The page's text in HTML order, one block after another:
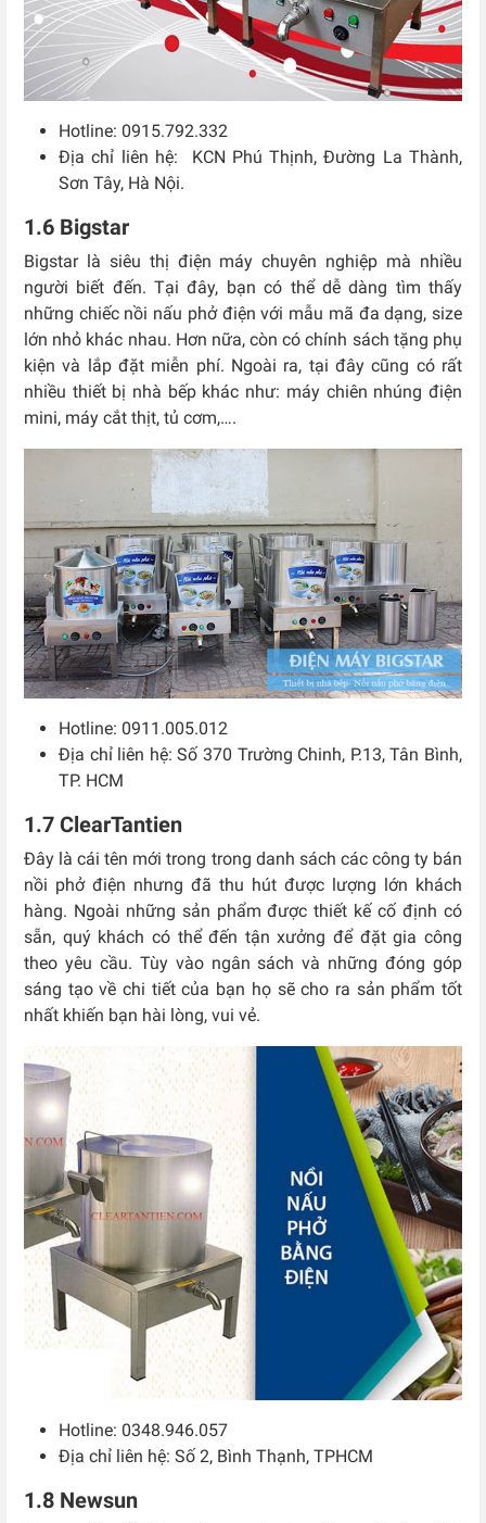
Hotline: 0915.792.332
Địa chỉ liên hệ: KCN Phú Thịnh, Đường La Thành,
Sơn Tây, Hà Nội.
1.6 Bigstar
Bigstar là siêu thị điện máy chuyên nghiệp mà nhiều
người biết đến. Tại đây, bạn có thể dễ dàng tìm thấy
những chiếc nồi nấu phở điện với mẫu mã đa dạng, size
lớn nhỏ khác nhau. Hơn nữa, còn có chính sách tặng phụ
kiện và lắp đặt miễn phí. Ngoài ra, tại đây cũng có rất
nhiều thiết bị nhà bếp khác như: máy chiên nhúng điện
mini, máy cắt thịt, tủ cơm,….
Hotline: 0911.005.012
Địa chỉ liên hệ: Số 370 Trường Chinh, P.13, Tân Bình,
TP. HCM
1.7 ClearTantien
Đây là cái tên mới trong trong danh sách các công ty bán
nồi phở điện nhưng đã thu hút được lượng lớn khách
hàng. Ngoài những sản phẩm được thiết kế cố định có
sẵn, quý khách có thể đến tận xưởng để đặt gia công
theo yêu cầu. Tùy vào ngân sách và những đóng góp
sáng tạo về chi tiết của bạn họ sẽ cho ra sản phẩm tốt
nhất khiến bạn hài lòng, vui vẻ.
Hotline: 0348.946.057
Địa chỉ liên hệ: Số 2, Bình Thạnh, TPHCM
1.8 Newsun